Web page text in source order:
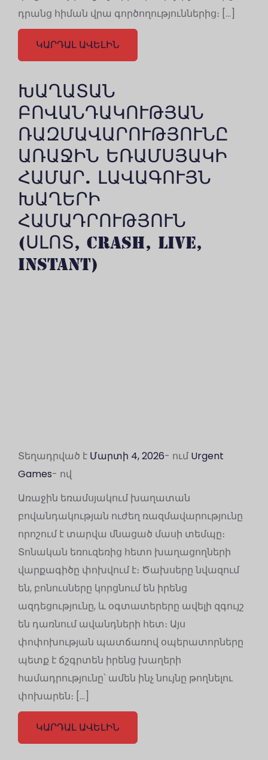
դրանց հիման վրա գործողություններից։ […]
ԿԱՐԴԱԼ ԱՎԵԼԻՆ
ԽԱՂԱՏԱՆ
ԲՈՎԱՆԴԱԿՈՒԹՅԱՆ
ՌԱԶՄԱՎԱՐՈՒԹՅՈՒՆԸ
ԱՌԱՋԻՆ ԵՌԱՄՍՅԱԿԻ
ՀԱՄԱՐ. ԼԱՎԱԳՈՒՅՆ
ԽԱՂԵՐԻ
ՀԱՄԱԴՐՈՒԹՅՈՒՆ
(ՍԼՈՏ, CRASH, LIVE,
INSTANT)
Տեղադրված է Մարտի 4, 2026- ում Urgent
Games- ով
Առաջին եռամսյակում խաղատան
բովանդակության ուժեղ ռազմավարությունը
որոշում է տարվա մնացած մասի տեմպը։
Տոնական եռուզեռից հետո խաղացողների
վարքագիծը փոխվում է։ Ծախսերը նվազում
են, բոնուսները կորցնում են իրենց
ազդեցությունը, և օգտատերերը ավելի զգույշ
են դառնում ավանդների հետ։ Այս
փոփոխության պատճառով օպերատորները
պետք է ճշգրտեն իրենց խաղերի
համադրությունը՝ ամեն ինչ նույնը թողնելու
փոխարեն։ […]
ԿԱՐԴԱԼ ԱՎԵԼԻՆ